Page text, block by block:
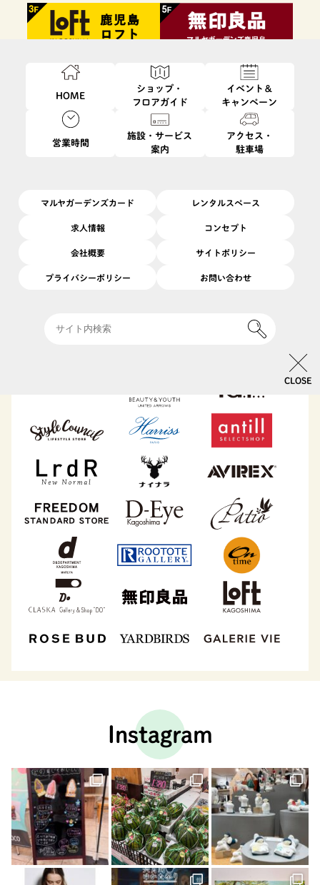
HOME
ショップ・
フロアガイド
イベント＆
キャンペーン
営業時間
施設・サービス
案内
アクセス・
駐車場
マルヤガーデンズカード レンタルスペース
求人情報 コンセプト
会社概要 サイトポリシー
プライバシーポリシー お問い合わせ
CLOSE
Instagram